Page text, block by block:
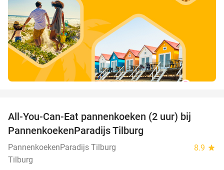
All-You-Can-Eat pannenkoeken (2 uur) bij
PannenkoekenParadijs Tilburg
PannenkoekenParadijs Tilburg 8.9 star
Tilburg